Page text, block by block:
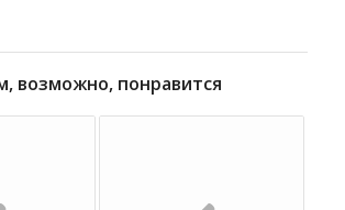
возможно, понравится